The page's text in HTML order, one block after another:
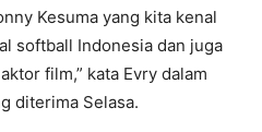
Kesuma yang kita kenal
softball Indonesia dan juga
film,” kata Evry dalam
diterima Selasa.